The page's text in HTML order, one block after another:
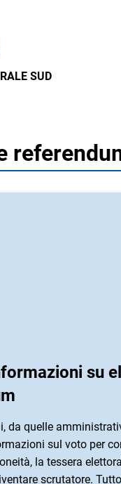
SUD
su
da quelle
sul voto per
la tessera
scrutatore.